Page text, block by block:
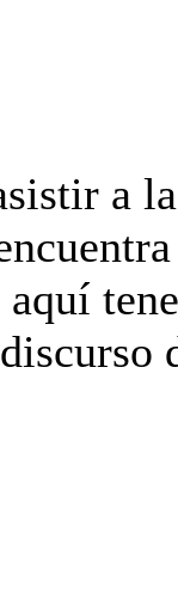
a
discurso